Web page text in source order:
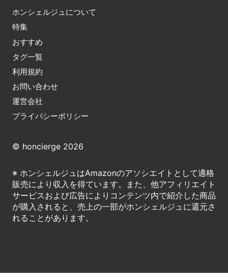
ホンシェルジュについて
特集
おすすめ
タグ一覧
利用規約
お問い合わせ
運営会社
プライバシーポリシー
© honcierge 2026
※ ホンシェルジュはAmazonのアソシエイトとして適格
販売により収入を得ています。また、他アフィリエイト
サービスおよび広告によりコンテンツ内で紹介した商品
が購入されると、売上の一部がホンシェルジュに還元さ
れることがあります。